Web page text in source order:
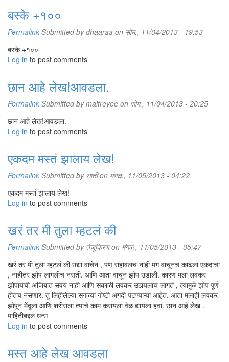
बस्के +१००
Permalink Submitted bydhaaraa on सोम., 11/04/2013 - 19:53
बस्के +१००
Log in to post comments
छान आहे लेख!आवडला.
Permalink Submitted bymaitreyee on सोम., 11/04/2013 - 20:25
छान आहे लेख!आवडला.
Log in to post comments
एकदम मस्तं झालाय लेख!
Permalink Submitted by सातीon मंगळ., 11/05/2013 - 04:22
एकदम मस्तं झालाय लेख!
Log in to post comments
खरं तर मी तुला म्हटलं की
Permalink Submitted by तेजूकिरणon मंगळ., 11/05/2013 - 05:47
खरं तर मी तुला म्हटलं की उद्या वाचेन , पण राहावलच नाही मग वाचूनच काढला एकदाचा
, नाहीतर झोप लागलीच नसती. आणि आता वाचून झोप उडाली. कारण मला लवकर
झोपायची अजिबात सवय नाही आणि सकाळी लवकर उठायलाच लागतं , त्यामुळे झोप पूर्ण
होतच नसणार. तु लिहीलेल्या सगळ्या गोष्टी अगदी पटण्याऱ्या आहेत. आता मलाही लवकर
झोपून मेंदूला आणि शरीराला त्यांचे काम करायला वेळ द्यायला हवा. छान आहे लेख .
माहितीबद्दल धन्स
Log in to post comments
मस्त आहे लेख आवडला